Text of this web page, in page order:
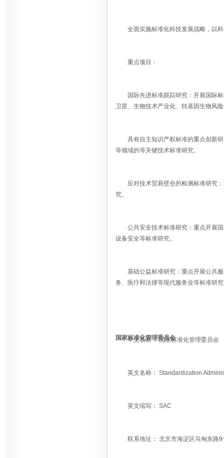
全面实施标准化科技发展战略，以科
重点项目：
国际先进标准跟踪研究：开展国际标
卫星、生物技术产业化、转基因生物风
具有自主知识产权标准的重点创新研
等领域的等关键技术标准研究。
应对技术贸易壁垒的检测标准研究：
究。
公共安全技术标准研究：重点开展国
设备安全等标准研究。
基础公益标准研究：重点开展公共服
务、医疗和法律等现代服务业等标准研
国家标准化管理委员会
中文名称： 国家标准化管理委员会
英文名称： Standardization
英文缩写： SAC
联系地址： 北京市海淀区马甸东路9